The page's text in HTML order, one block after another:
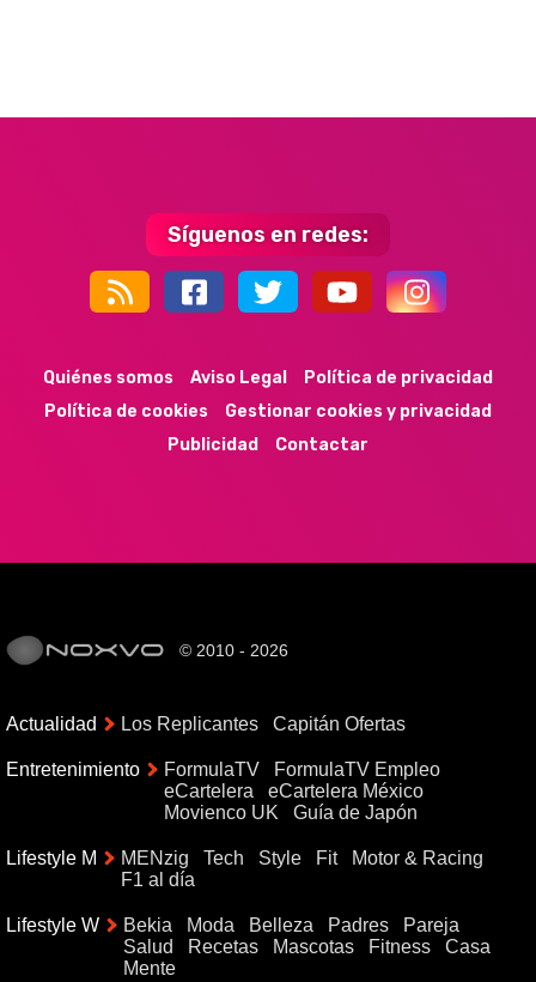
Síguenos en redes:
Quiénes somos Aviso Legal
Política de privacidad
Política de cookies
Gestionar cookies y privacidad
Publicidad
Contactar
© 2010 - 2026
Actualidad Los Replicantes Capitán Ofertas
Entretenimiento FormulaTV
FormulaTV Empleo
eCartelera
eCartelera México
Movienco UK
Guía de Japón
Lifestyle M MENzig Tech Style Fit
Motor & Racing
F1 al día
Lifestyle W Bekia Moda Belleza Padres
Pareja
Salud
Recetas Mascotas Fitness
Casa
Mente